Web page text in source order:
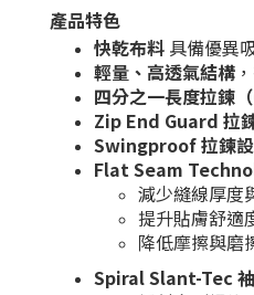
產品特色
快乾布料 具備優異
輕量、高透氣結構
四分之一長度拉鍊
Zip End Guard 拉
Swingproof 拉鍊
Flat Seam
減少縫線厚度
提升貼膚舒適
降低摩擦與磨
Spiral Slant-Tec